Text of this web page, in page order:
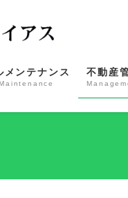
メンテナンス
Maintenance
不動産